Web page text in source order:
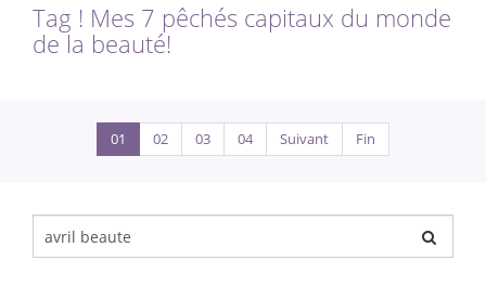
Tag ! Mes 7 pêchés capitaux du monde
de la beauté!
01 02 03 04 Suivant Fin
pour